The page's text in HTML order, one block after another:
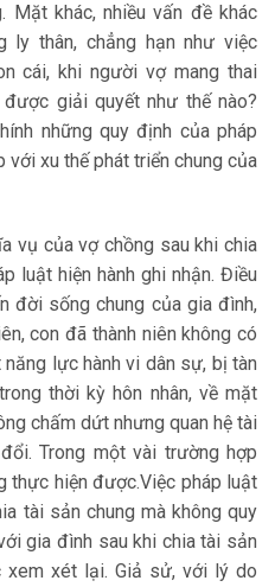
Mặt khác, nhiều vấn đề khác
ly thân, chẳng hạn như việc
cái, khi người vợ mang thai
giải quyết như thế nào?
những quy định của pháp
xu thế phát triển chung của
vụ của vợ chồng sau khi chia
luật hiện hành ghi nhận. Điều
đời sống chung của gia đình,
con đã thành niên không có
lực hành vi dân sự, bị tàn
thời kỳ hôn nhân, về mặt
chấm dứt nhưng quan hệ tài
Trong một vài trường hợp
thực hiện được.Việc pháp luật
tài sản chung mà không quy
gia đình sau khi chia tài sản
xét lại. Giả sử, với lý do